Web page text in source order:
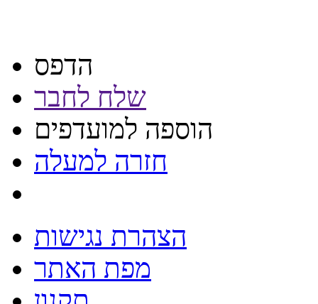
הדפס
שלח לחבר
הוספה למועדפים
חזרה למעלה
הצהרת נגישות
מפת האתר